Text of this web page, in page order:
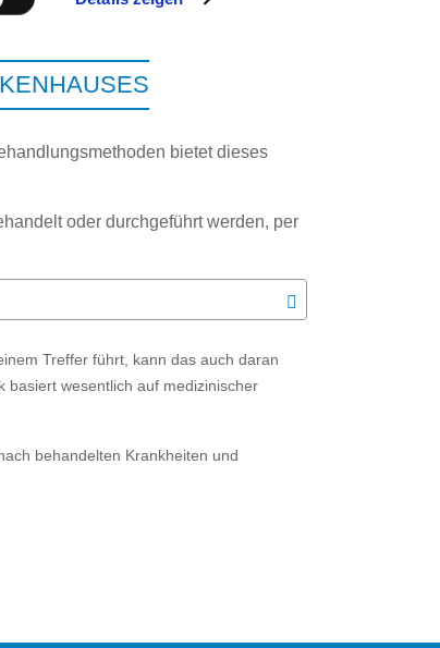
bietet dieses
oder durchgeführt werden, per
Treffer führt, kann das auch daran
basiert wesentlich auf medizinischer
behandelten Krankheiten und